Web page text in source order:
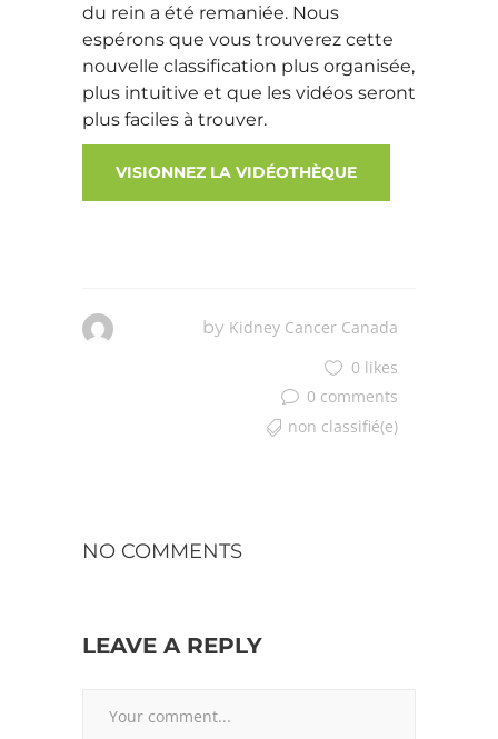
du rein a été remaniée. Nous
espérons que vous trouverez cette
nouvelle classification plus organisée,
plus intuitive et que les vidéos seront
plus faciles à trouver.
VISIONNEZ LA VIDÉOTHÈQUE
by Kidney Cancer Canada
0 likes
0 comments
non classifié(e)
NO COMMENTS
LEAVE A REPLY